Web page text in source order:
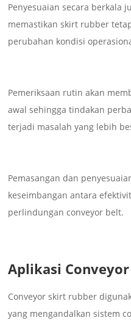
Penyesuaian secara berkala
memastikan skirt rubber
perubahan kondisi
Pemeriksaan rutin akan
awal sehingga tindakan
terjadi masalah yang lebih
Pemasangan dan
keseimbangan antara
perlindungan conveyor belt.
Aplikasi
Conveyor skirt rubber
yang mengandalkan sistem